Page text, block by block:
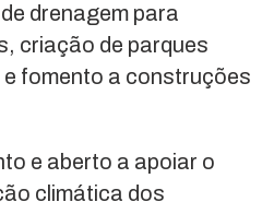
drenagem para
criação de parques
fomento a construções
e aberto a apoiar o
climática dos